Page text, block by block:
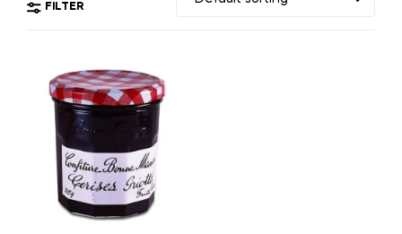
FILTER